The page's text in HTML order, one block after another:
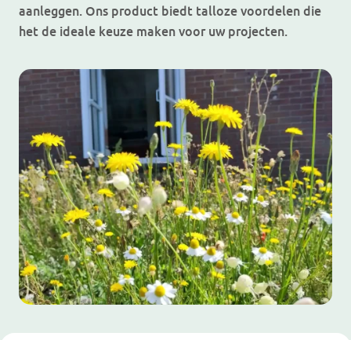
aanleggen. Ons product biedt talloze voordelen die
het de ideale keuze maken voor uw projecten.